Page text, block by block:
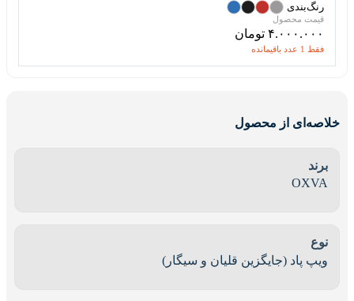
رنگ‌بندی
۴.۰۰۰.۰۰۰ تومان
فقط 1 عدد باقیمانده
خلاصه‌ای از محصول
برند
OXVA
نوع
ویپ پاد (جایگزین قلیان و سیگار)